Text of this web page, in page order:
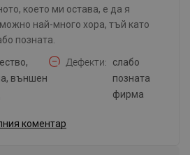
което ми остава, е да я
най-много хора, тъй като
позната.
външен
Дефекти
слабо
позната
фирма
коментар